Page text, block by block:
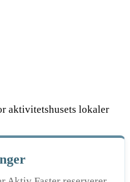
aktivitetshusets lokaler